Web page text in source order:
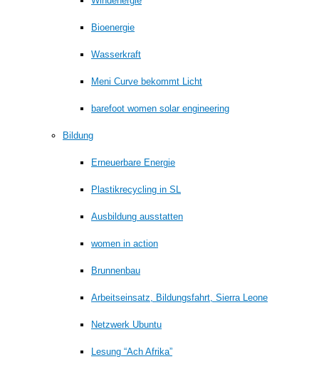
Bioenergie
Wasserkraft
Meni Curve bekommt Licht
barefoot women solar engineering
Bildung
Erneuerbare Energie
Plastikrecycling in SL
Ausbildung ausstatten
women in action
Brunnenbau
Arbeitseinsatz, Bildungsfahrt, Sierra Leone
Netzwerk Ubuntu
Lesung “Ach Afrika”